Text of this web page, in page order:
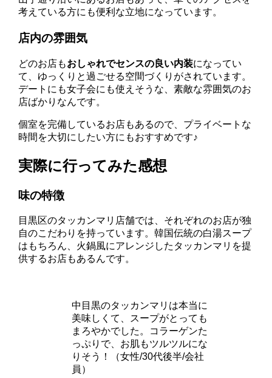
考えている方にも便利な立地になっています。
店内の雰囲気
どのお店もおしゃれでセンスの良い内装になってい
て、ゆっくりと過ごせる空間づくりがされています。
デートにも女子会にも使えそうな、素敵な雰囲気のお
店ばかりなんです。
個室を完備しているお店もあるので、プライベートな
時間を大切にしたい方にもおすすめです♪
実際に行ってみた感想
味の特徴
目黒区のタッカンマリ店舗では、それぞれのお店が独
自のこだわりを持っています。韓国伝統の白湯スープ
はもちろん、火鍋風にアレンジしたタッカンマリを提
供するお店もあるんです。
中目黒のタッカンマリは本当に
美味しくて、スープがとっても
まろやかでした。コラーゲンた
っぷりで、お肌もツルツルにな
りそう！（女性/30代後半/会社
員）